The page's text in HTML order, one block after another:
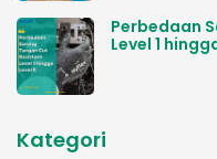
Perbedaan
Level 1
Kategori